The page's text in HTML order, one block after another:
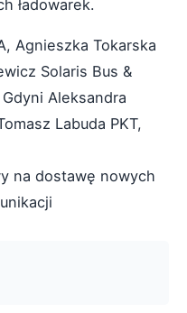
ładowarek.
Agnieszka Tokarska
Solaris Bus &
Aleksandra
Labuda PKT,
na dostawę nowych